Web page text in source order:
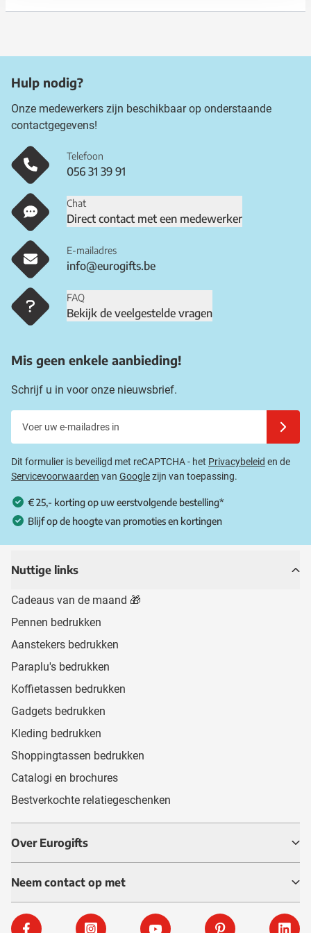
Hulp nodig?
Onze medewerkers zijn beschikbaar op onderstaande
contactgegevens!
Telefoon
056 31 39 91
Chat
Direct contact met een medewerker
E-mailadres
info@eurogifts.be
FAQ
Bekijk de veelgestelde vragen
Mis geen enkele aanbieding!
Schrijf u in voor onze nieuwsbrief.
Dit formulier is beveiligd met reCAPTCHA - het Privacybeleid en de
Servicevoorwaarden van Googlezijn van toepassing.
€ 25,- korting op uw eerstvolgende bestelling*
Blijf op de hoogte van promoties en kortingen
Nuttige links
Cadeaus van de maand 🎁
Pennen bedrukken
Aanstekers bedrukken
Paraplu's bedrukken
Koffietassen bedrukken
Gadgets bedrukken
Kleding bedrukken
Shoppingtassen bedrukken
Catalogi en brochures
Bestverkochte relatiegeschenken
Over Eurogifts
Neem contact op met